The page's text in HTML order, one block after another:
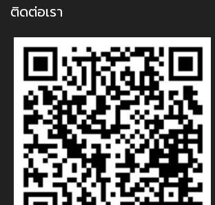
ติดต่อเรา